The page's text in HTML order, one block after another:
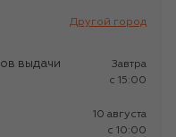
Другой город
выдачи
Завтра
c 15:00
10 августа
c 10:00